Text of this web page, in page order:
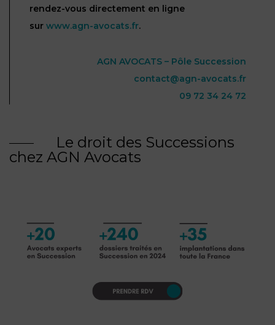
rendez-vous directement en ligne
sur www.agn-avocats.fr.
AGN AVOCATS – Pôle Succession
contact@agn-avocats.fr
09 72 34 24 72
Le droit des Successions
chez AGN Avocats